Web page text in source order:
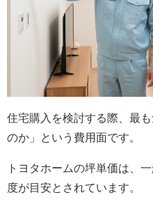
住宅購入を検討する際、最
のか」という費用面です。
トヨタホームの坪単価は、
度が目安とされています。